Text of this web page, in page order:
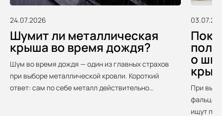
24.07.2026
Шумит ли металлическая
крыша во время дождя?
Шум во время дождя — один из главных страхов
при выборе металлической кровли. Короткий
ответ: сам по себе металл действительно…
о
При
ищут